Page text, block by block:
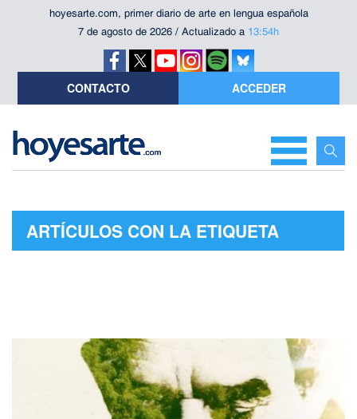
hoyesarte.com, primer diario de arte en lengua española
7 de agosto de 2026 / Actualizado a 13:54h
CONTACTO ACCEDER
ARTÍCULOS CON LA ETIQUETA